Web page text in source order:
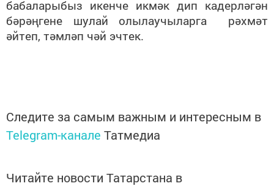
бабаларыбыз икенче икмәк дип кадерләгән
бәрәңгене шулай олылаучыларга рәхмәт
әйтеп, тәмләп чәй эчтек.
Следите за самым важным и интересным в
Telegram-канале Татмедиа
Читайте новости Татарстана в